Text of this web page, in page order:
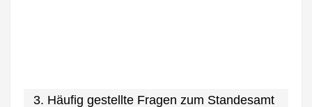
3. Häufig gestellte Fragen zum Standesamt